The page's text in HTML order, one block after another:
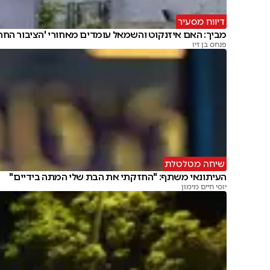
דיווח מסעיר
מביך: האם איזנקוט והשמאל עומדים מאחורי 'הציבור
פנחס בן זיו
שיחה מטלטלת
העיתונאי משתף: "החזקתי את הבת שלי המתה בידיים"
יוסי חיים מימון